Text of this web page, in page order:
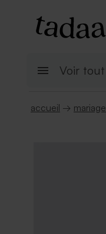
Voir tout
accueil → mariage